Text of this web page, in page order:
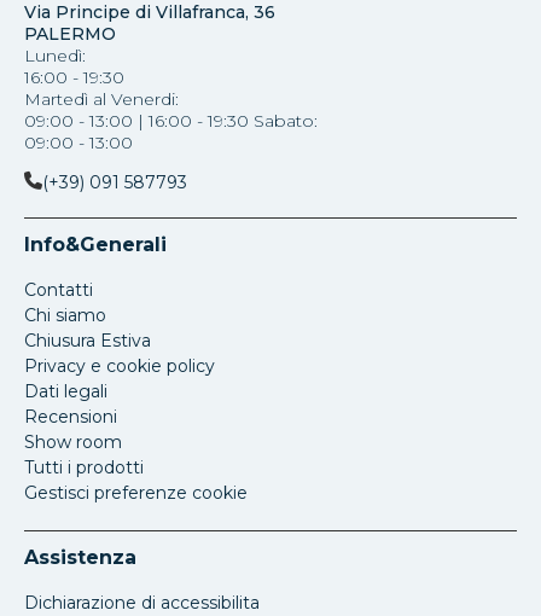
Via Principe di Villafranca, 36
PALERMO
Lunedì:
16:00 - 19:30
Martedì al Venerdi:
09:00 - 13:00 | 16:00 - 19:30 Sabato:
09:00 - 13:00
(+39) 091 587793
Info&Generali
Contatti
Chi siamo
Chiusura Estiva
Privacy e cookie policy
Dati legali
Recensioni
Show room
Tutti i prodotti
Gestisci preferenze cookie
Assistenza
Dichiarazione di accessibilita